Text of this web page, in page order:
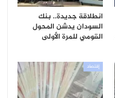
انطلاقة جديدة.. بنك
السودان يدشن المحول
القومي للمرة الأولى
إقتصاد